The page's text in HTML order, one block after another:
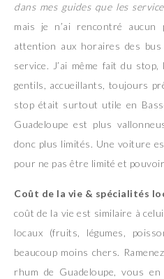
dans mes guides que les
mais je n’ai rencontré
attention aux horaires des
service. J’ai même fait du
gentils, accueillants, toujours
stop était surtout utile en
Guadeloupe est plus
donc plus limités. Une voiture
pour ne pas être limité et
Coût de la vie & spécialités
coût de la vie est similaire à
locaux (fruits, légumes,
beaucoup moins chers.
rhum de Guadeloupe, vous